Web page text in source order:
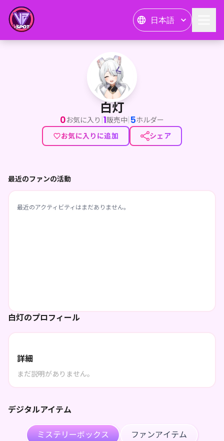
日本語
白灯
白灯
0お気に入り |1販売中|5ホルダー
お気に入りに追加
シェア
白灯のプロフィール
詳細
まだ説明がありません。
デジタルアイテム
ミステリーボックス ファンアイテム
最近のファンの活動
最近のアクティビティはまだありません。